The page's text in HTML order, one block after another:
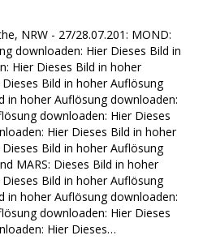
NRW - 27/28.07.201: MOND:
downloaden: Hier Dieses Bild in
Hier Dieses Bild in hoher
Bild in hoher Auflösung
in hoher Auflösung downloaden:
downloaden: Hier Dieses
Hier Dieses Bild in hoher
Bild in hoher Auflösung
MARS: Dieses Bild in hoher
Bild in hoher Auflösung
in hoher Auflösung downloaden:
downloaden: Hier Dieses
Hier Dieses…